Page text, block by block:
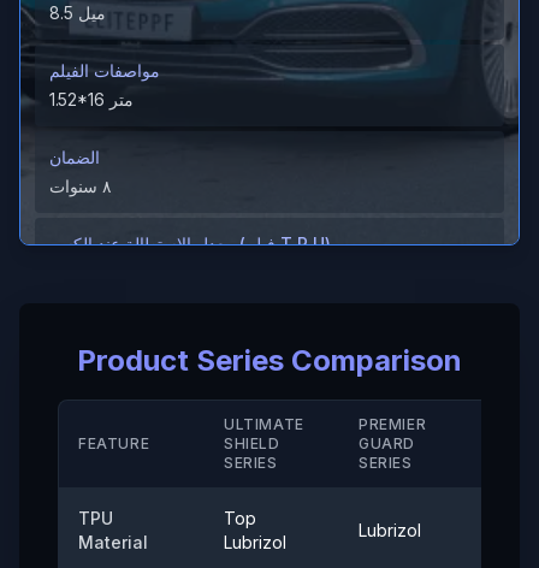
8.5 ميل
مواصفات الفيلم
1.52*16 متر
الضمان
٨ سنوات
معدل الاستطالة عند الكسر (فيلم T P U)
＞280（%）
-40° إلى 120°
Product Series Comparison
FEATURE
ULTIMATE
SHIELD
SERIES
PREMIER
GUARD
SERIES
TPU
Material
Top
Lubrizol
Lubrizol